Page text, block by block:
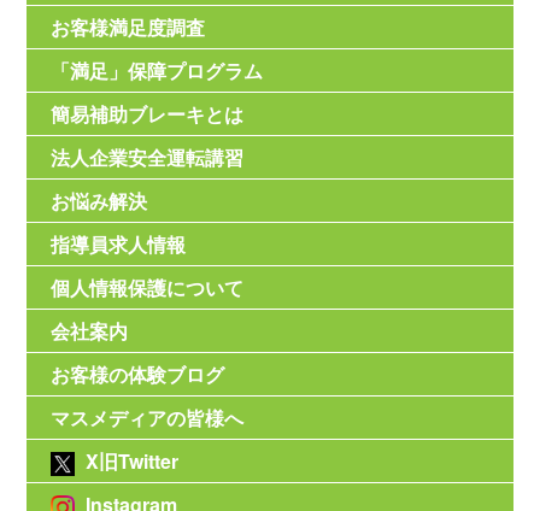
お客様満足度調査
「満足」保障プログラム
簡易補助ブレーキとは
法人企業安全運転講習
お悩み解決
指導員求人情報
個人情報保護について
会社案内
お客様の体験ブログ
マスメディアの皆様へ
X旧Twitter
Instagram